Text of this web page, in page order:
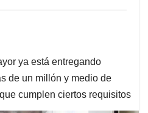
ya está entregando
de un millón y medio de
cumplen ciertos requisitos